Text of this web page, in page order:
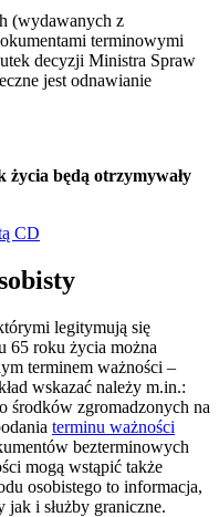
(wydawanych z
terminowymi
decyzji Ministra Spraw
jest odnawianie
życia będą otrzymywały
CD
legitymują się
65 roku życia można
terminem ważności –
wskazać należy m.in.:
środków zgromadzonych na
terminu ważności
bezterminowych
mogą wstąpić także
osobistego to informacja,
i służby graniczne.